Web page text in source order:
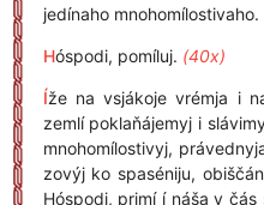
jedínaho mnohomílostivaho.
Hóspodi, pomíluj. (40x)
Íže na vsjákoje vrémja i
zemlí poklaňájemyj i
mnohomílostivyj,
zovýj ko spaséniju,
Hóspodi, primí í náša v